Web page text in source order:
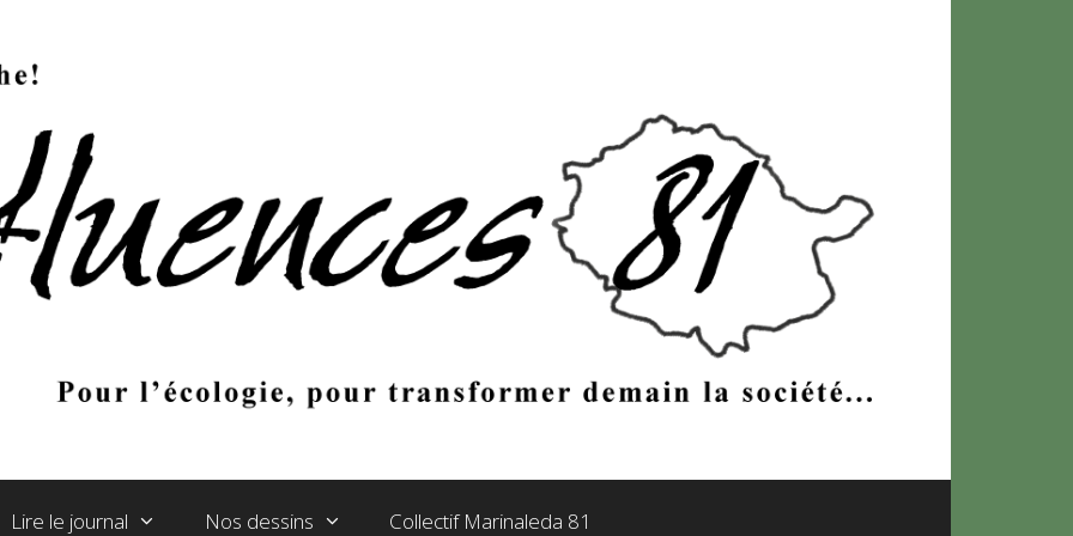
Lire le journal Nos dessins Collectif Marinaleda 81